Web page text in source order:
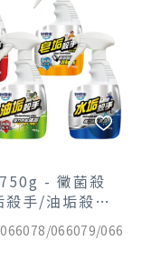
- 黴菌殺
手/油垢殺手/
066079/066